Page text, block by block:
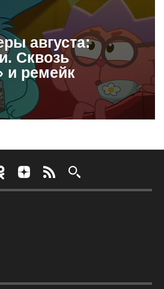
августа:
Сквозь
и ремейк